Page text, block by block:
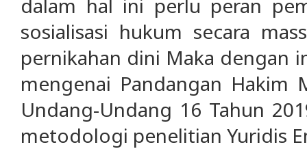
dalam hal ini perlu peran
sosialisasi hukum secara
pernikahan dini Maka dengan
mengenai Pandangan Hakim
Undang-Undang 16 Tahun
metodologi penelitian Yuridis